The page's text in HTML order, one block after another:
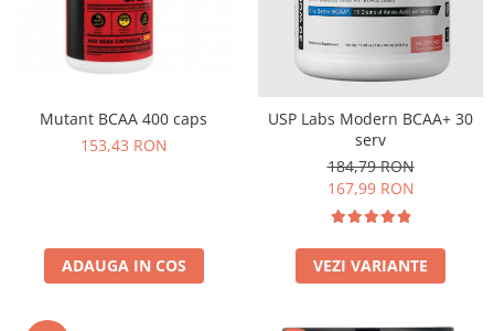
Mutant BCAA 400 caps
153,43 RON
ADAUGA IN COS
USP Labs Modern BCAA+ 30
serv
184,79 RON
167,99 RON
VEZI VARIANTE